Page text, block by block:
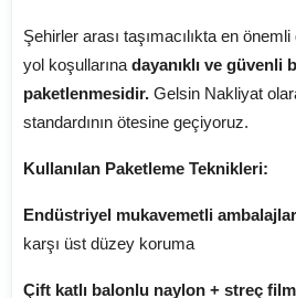
Şehirler arası taşımacılıkta en
yol koşullarına dayanıklı ve güvenli
paketlenmesidir. Gelsin Nakliyat
standardının ötesine geçiyoruz.
Kullanılan Paketleme Teknikleri:
Endüstriyel mukavemetli ambalajlar
karşı üst düzey koruma
Çift katlı balonlu naylon + streç film